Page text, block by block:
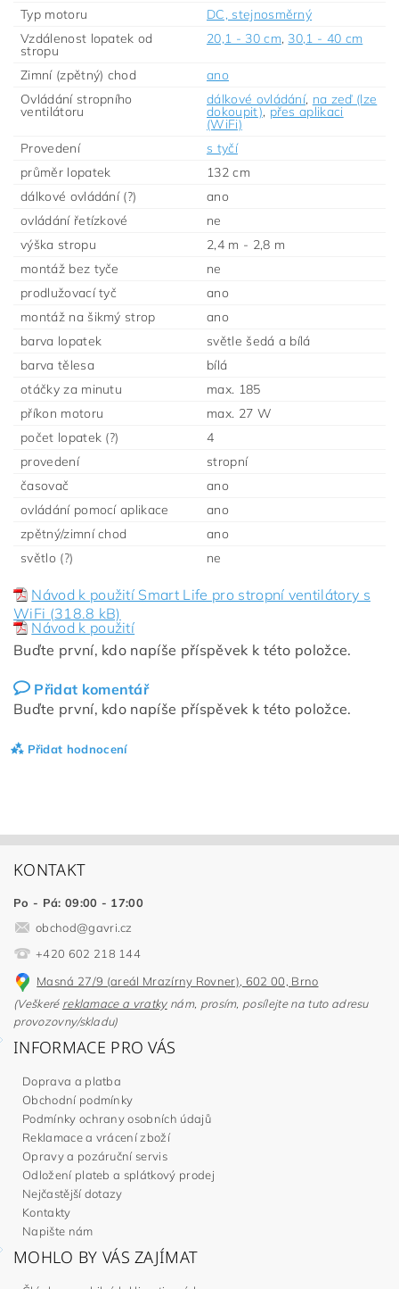
Typ motoru
DC, stejnosměrný
Vzdálenost lopatek od
stropu
20,1 - 30 cm, 30,1 - 40 cm
Zimní (zpětný) chod
ano
Ovládání stropního
ventilátoru
dálkové ovládání, na zeď (lze
dokoupit), přes aplikaci
(WiFi)
Provedení
s tyčí
průměr lopatek
132 cm
dálkové ovládání (?)
ano
ovládání řetízkové
ne
výška stropu
2,4 m - 2,8 m
montáž bez tyče
ne
prodlužovací tyč
ano
montáž na šikmý strop
ano
barva lopatek
světle šedá a bílá
barva tělesa
bílá
otáčky za minutu
max. 185
příkon motoru
max. 27 W
počet lopatek (?)
4
provedení
stropní
časovač
ano
ovládání pomocí aplikace
ano
zpětný/zimní chod
ano
světlo (?)
ne
Návod k použití Smart Life pro stropní ventilátory s
WiFi (318.8 kB)
Návod k použití
Buďte první, kdo napíše příspěvek k této položce.
Přidat komentář
Buďte první, kdo napíše příspěvek k této položce.
Přidat hodnocení
KONTAKT
Po - Pá: 09:00 - 17:00
obchod@gavri.cz
+420 602 218 144
Masná 27/9 (areál Mrazírny Rovner), 602 00, Brno
(Veškeré reklamace a vratkynám, prosím, posílejte na tuto adresu
provozovny/skladu)
INFORMACE PRO VÁS
Doprava a platba
Obchodní podmínky
Podmínky ochrany osobních údajů
Reklamace a vrácení zboží
Opravy a pozáruční servis
Odložení plateb a splátkový prodej
Nejčastější dotazy
Kontakty
Napište nám
MOHLO BY VÁS ZAJÍMAT